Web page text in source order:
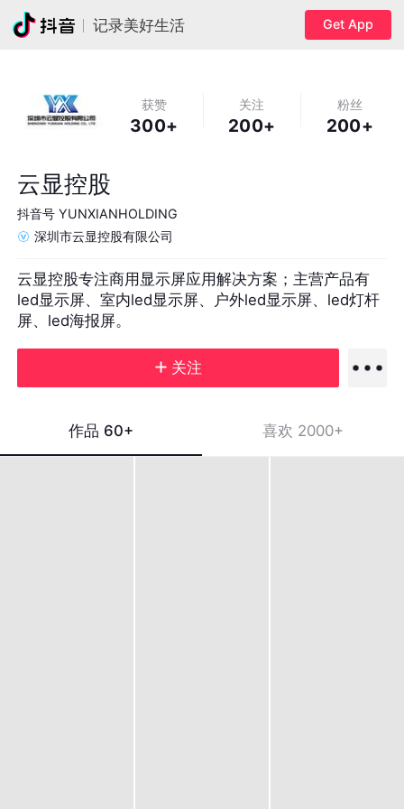
记录美好生活 Get App
获赞
300+
关注
200+
粉丝
200+
云显控股
抖音号 YUNXIANHOLDING
深圳市云显控股有限公司
云显控股专注商用显示屏应用解决方案；主营产品有
led显示屏、室内led显示屏、户外led显示屏、led灯杆
屏、led海报屏。
关注
作品 60+ 喜欢 2000+